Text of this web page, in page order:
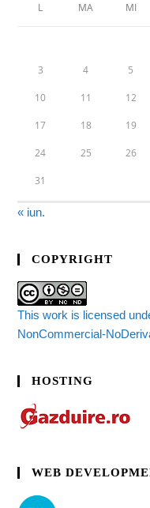
L MA MI
3 4 5
10 11 12
17 18 19
24 25 26
31
« iun.
COPYRIGHT
This work is licensed
NonCommercial-
HOSTING
WEB